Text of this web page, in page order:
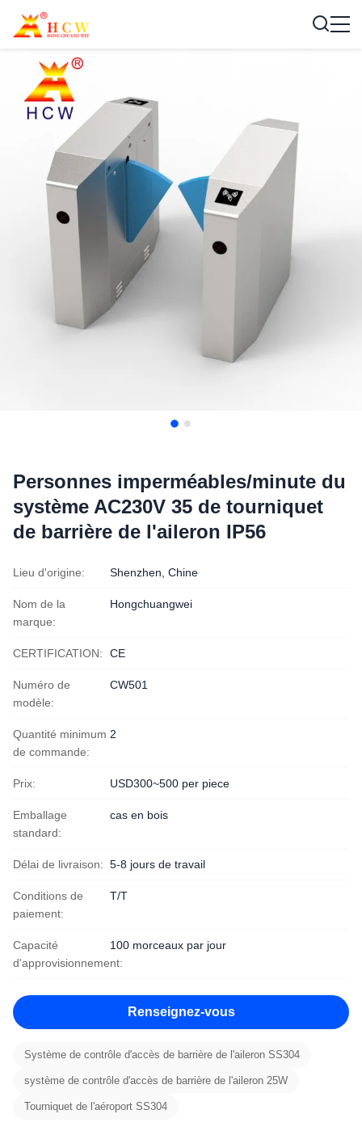
Personnes imperméables/minute du
système AC230V 35 de tourniquet
de barrière de l'aileron IP56
Lieu d'origine: Shenzhen, Chine
Nom de la
marque:
Hongchuangwei
CERTIFICATION: CE
Numéro de
modèle:
CW501
Quantité minimum
de commande:
2
Prix: USD300~500 per piece
Emballage
standard:
cas en bois
Délai de livraison: 5-8 jours de travail
Conditions de
paiement:
T/T
Capacité
d'approvisionnement:
100 morceaux par jour
Renseignez-vous
Système de contrôle d'accès de barrière de l'aileron SS304
système de contrôle d'accès de barrière de l'aileron 25W
Tourniquet de l'aéroport SS304